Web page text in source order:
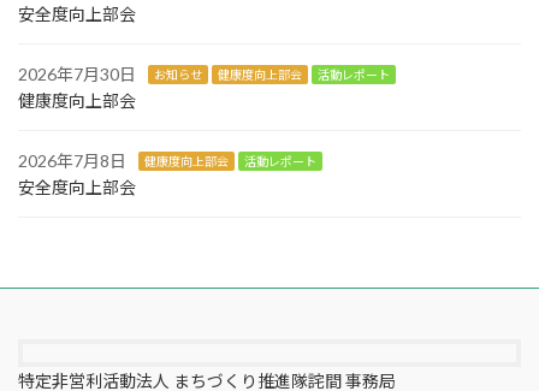
安全度向上部会
2026年7月30日 お知らせ 健康度向上部会 活動レポート
健康度向上部会
2026年7月8日 健康度向上部会 活動レポート
安全度向上部会
特定非営利活動法人 まちづくり推進隊詫間 事務局